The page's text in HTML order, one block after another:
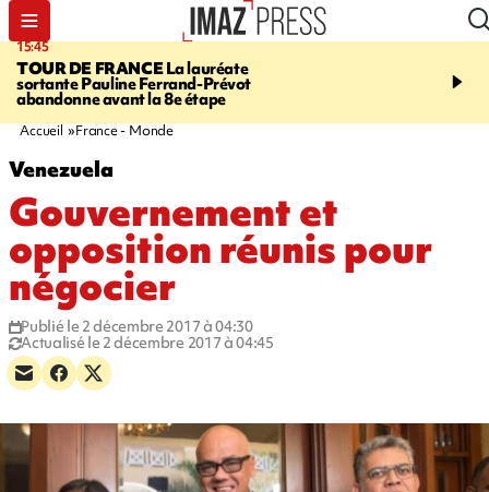
15:45
TOUR DE FRANCELa lauréate
sortante Pauline Ferrand-Prévot
abandonne avant la 8e étape
20:17
routière, concours de
Accueil France - Monde
Venezuela
Gouvernement et
opposition réunis pour
négocier
Publié le 2 décembre 2017 à 04:30
Actualisé le 2 décembre 2017 à 04:45